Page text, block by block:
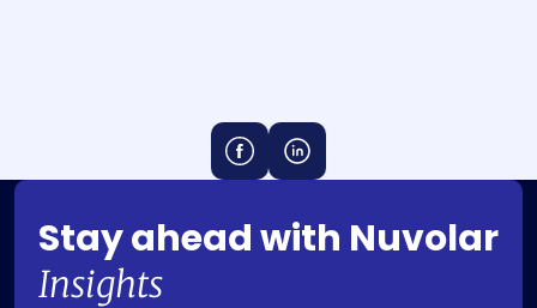
Stay ahead with Nuvolar
Insights